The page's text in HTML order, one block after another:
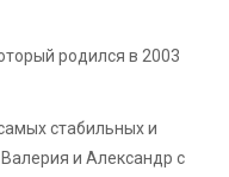
родился в 2003
стабильных и
и Александр с